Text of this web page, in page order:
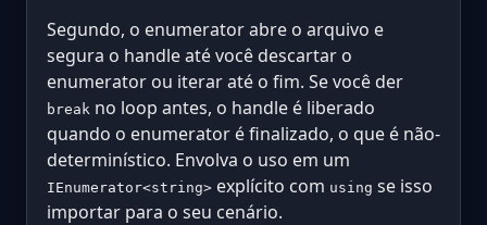
Segundo, o enumerator abre o arquivo e
segura o handle até você descartar o
enumerator ou iterar até o fim. Se você der
break no loop antes, o handle é liberado
quando o enumerator é finalizado, o que é não-
determinístico. Envolva o uso em um
IEnumerator<string> explícito com using se isso
importar para o seu cenário.